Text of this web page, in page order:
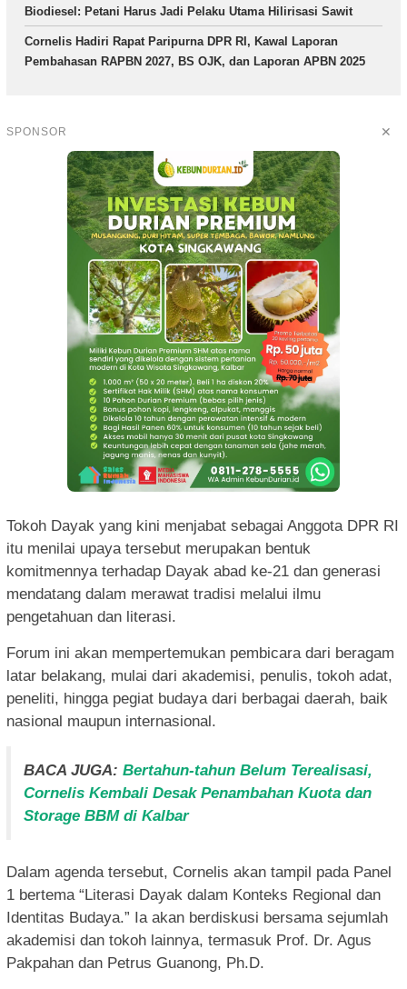
Biodiesel: Petani Harus Jadi Pelaku Utama Hilirisasi Sawit
Cornelis Hadiri Rapat Paripurna DPR RI, Kawal Laporan
Pembahasan RAPBN 2027, BS OJK, dan Laporan APBN 2025
SPONSOR ✕
Tokoh Dayak yang kini menjabat sebagai Anggota DPR RI
itu menilai upaya tersebut merupakan bentuk
komitmennya terhadap Dayak abad ke-21 dan generasi
mendatang dalam merawat tradisi melalui ilmu
pengetahuan dan literasi.
Forum ini akan mempertemukan pembicara dari beragam
latar belakang, mulai dari akademisi, penulis, tokoh adat,
peneliti, hingga pegiat budaya dari berbagai daerah, baik
nasional maupun internasional.
BACA JUGA: Bertahun-tahun Belum Terealisasi,
Cornelis Kembali Desak Penambahan Kuota dan
Storage BBM di Kalbar
Dalam agenda tersebut, Cornelis akan tampil pada Panel
1 bertema “Literasi Dayak dalam Konteks Regional dan
Identitas Budaya.” Ia akan berdiskusi bersama sejumlah
akademisi dan tokoh lainnya, termasuk Prof. Dr. Agus
Pakpahan dan Petrus Guanong, Ph.D.